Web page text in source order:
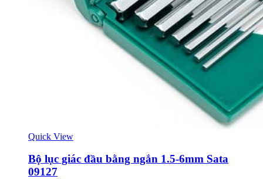
Quick View
Bộ lục giác đầu bằng ngắn 1.5-6mm Sata
09127